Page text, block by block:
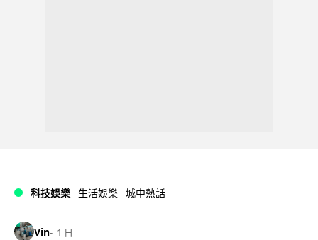
科技娛樂 生活娛樂 城中熱話
Vin 1 日